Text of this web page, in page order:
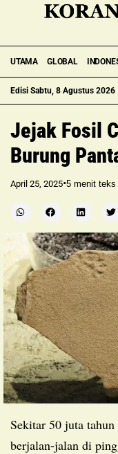
Edisi Sabtu, 8 Agustus 2026
UTAMA GLOBAL
Jejak Fosil
Burung
April 25, 2025•5 menit teks
Sekitar 50 juta
berjalan-jalan di